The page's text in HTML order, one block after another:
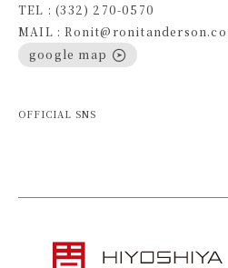
TEL : (332) 270-0570
MAIL :
google map
OFFICIAL SNS